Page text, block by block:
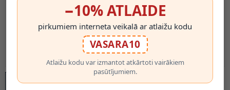
−10% ATLAIDE
pirkumiem interneta veikalā ar atlaižu kodu
VASARA10
Atlaižu kodu var izmantot atkārtoti vairākiem
pasūtījumiem.